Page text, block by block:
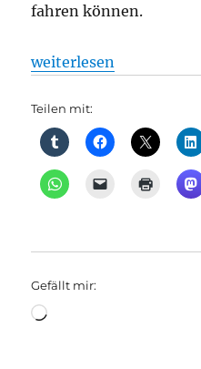
fahren können.
„Batteriebetriebener
weiterlesen
Teilen mit:
Gefällt mir:
Wird